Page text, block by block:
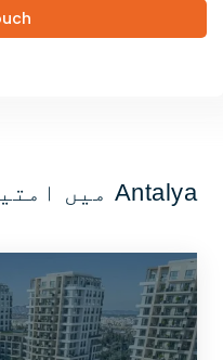
Antalya میں امتیازی خصوصیات